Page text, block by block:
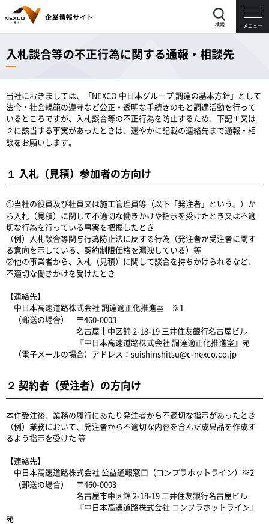
検索 メニュー
入札談合等の不正行為に関する通報・相談先
当社におきましては、「NEXCO 中日本グループ 調達の基本方針」として
法令・社会規範の遵守など公正・透明な手続きのもと調達活動を行って
いるところですが、入札談合等の不正行為を防止するため、下記１又は
２に該当する事実があったときは、速やかに記載の連絡先まで通報・相
談をお願いします。
１ 入札（見積）参加者の方向け
①当社の役員及び社員又は施工管理員等（以下「発注者」という。）か
ら入札（見積）に関して不適切な働きかけや指示を受けたとき又は不適
切な行為を行っている事実を把握したとき
（例）入札談合等関与行為防止法に反する行為（発注者が受注者に関す
る意向を示している、契約制限価格を漏洩している）等
②他の事業者から、入札（見積）に関して談合を持ちかけられるなど、
不適切な働きかけを受けたとき
【連絡先】
中日本高速道路株式会社 調達適正化推進室 ※1
（郵送の場合） 〒460-0003
名古屋市中区錦 2-18-19 三井住友銀行名古屋ビル
『中日本高速道路株式会社 調達適正化推進室』宛
（電子メールの場合）アドレス：suishinshitsu@c-nexco.co.jp
２ 契約者（受注者）の方向け
本件受注後、業務の履行にあたり発注者から不適切な指示があったとき
（例）業務において、発注者から不適切な内容を含んだ成果品を作成す
るよう指示を受けた 等
【連絡先】
中日本高速道路株式会社 公益通報窓口（コンプラホットライン）※2
（郵送の場合） 〒460-0003
名古屋市中区錦 2-18-19 三井住友銀行名古屋ビル
『中日本高速道路株式会社 コンプラホットライン』
宛